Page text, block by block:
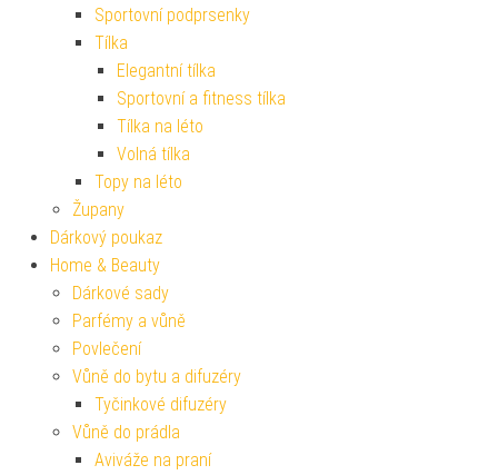
Sportovní podprsenky
Tílka
Elegantní tílka
Sportovní a fitness tílka
Tílka na léto
Volná tílka
Topy na léto
Župany
Dárkový poukaz
Home & Beauty
Dárkové sady
Parfémy a vůně
Povlečení
Vůně do bytu a difuzéry
Tyčinkové difuzéry
Vůně do prádla
Aviváže na praní